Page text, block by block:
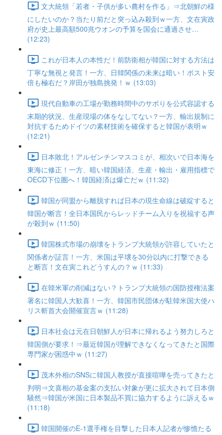
文大統領「若者・子供が多い農村を作る」⇒北朝鮮の様
にしたいのか？当たり前だと突っ込み殺到ｗ一方、文在寅政
府が史上最高額500兆ウオンの予算を国会に通過させ…
(12:23)
これが日本人の本性だ！前防衛相が韓国に対する方法は
丁寧な無視と発言！一方、日韓関係の未来は暗い！ポスト安
倍も極右だ？岸田が独島挑発！ｗ (13:03)
現代自動車の工場が勤務時間中のサボりを公式容認する
末期的状況、生産現場の体をなしてない？一方、輸出規制に
対抗するためドイツの素材技術を確保すると韓国が表明ｗ
(12:21)
日本敗北！アルゼンチンマスコミが、相次いで日本海を
東海に修正！一方、暗い韓国経済、生産・輸出・雇用指標で
OECD下位圏へ！韓国経済は爆亡だｗ (11:32)
韓国が同盟から離脱すれば日本の現生命線は破綻すると
韓国が断言！全日本国民からレッドチーム入りを祝福する声
が殺到ｗ (11:50)
韓国株式市場の崩壊をトランプ大統領が許容していたと
関係者が証言！一方、米国は平壌を30分以内に打撃できる
と断言！文在寅これどうすんの？ｗ (11:33)
在韓米軍の削減はない？トランプ大統領の国防授権法案
署名に韓国人大歓喜！一方、韓国市民団体が駐韓米国大使ハ
リス斬首大会開催宣言ｗ (11:28)
日本社会は元在日朝鮮人が日本に帰れるよう努力しろと
韓国側が要求！⇒最近韓国が理解できなくなってきたと国際
専門家が困惑中ｗ (11:27)
茂木外相のSNSに韓国人教授が直接喧嘩を売ってきたと
判明⇒文喜相の基金案の支払い対象が更に拡大されて日本側
騒然⇒韓国が米国に日本製品不買に協力するように訴えるｗ
(11:18)
韓国開催のE-1選手権を目撃した日本人記者が惨憺たる